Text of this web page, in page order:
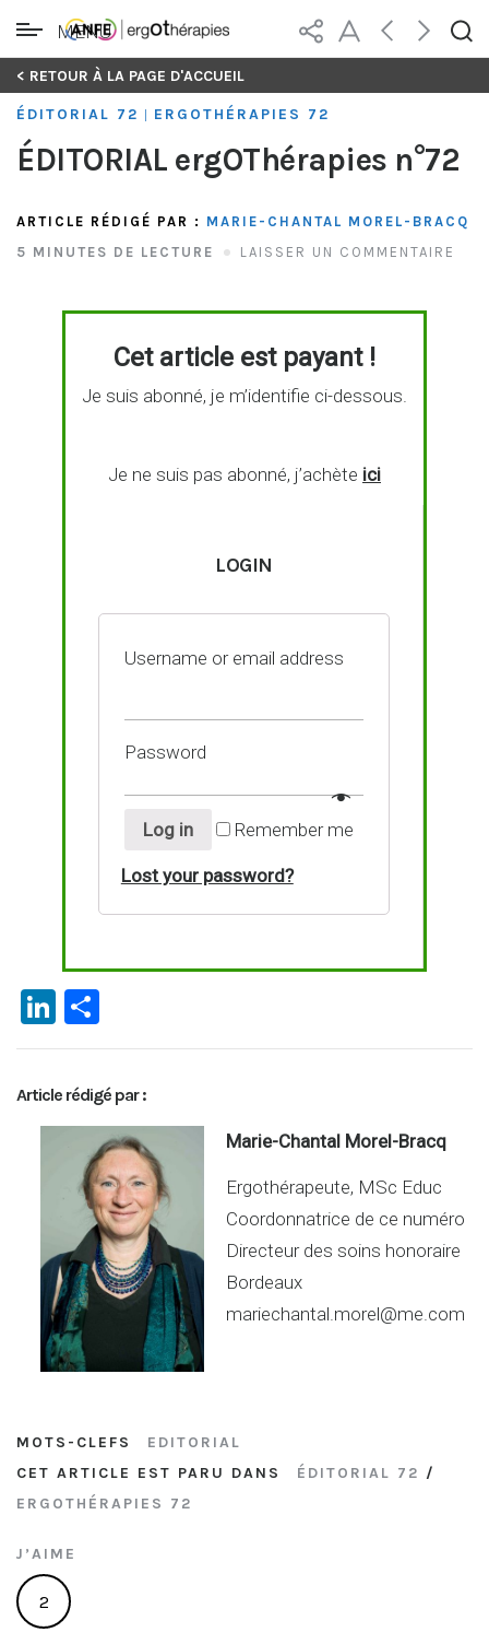
Skip
content
MENU
< RETOUR À LA PAGE D'ACCUEIL
ÉDITORIAL 72 ERGOTHÉRAPIES 72
ÉDITORIAL ergOThérapies n°72
ARTICLE RÉDIGÉ PAR : MARIE-CHANTAL MOREL-BRACQ
5 MINUTES DE LECTURE
LAISSER UN COMMENTAIRE
Cet article est payant !
Je suis abonné, je m’identifie ci-dessous.
Je ne suis pas abonné, j’achète ici
LOGIN
Username or email address
Password
Log in Remember me
Lost your password?
Li
n
ke
dI
ar
ta
g
er
Article rédigé par :
Marie-Chantal Morel-Bracq
Ergothérapeute, MSc Educ
Coordonnatrice de ce numéro
Directeur des soins honoraire
Bordeaux
mariechantal.morel@me.com
MOTS-CLEFS
EDITORIAL
CET ARTICLE EST PARU DANS
ÉDITORIAL 72 /
ERGOTHÉRAPIES 72
J’AIME
2